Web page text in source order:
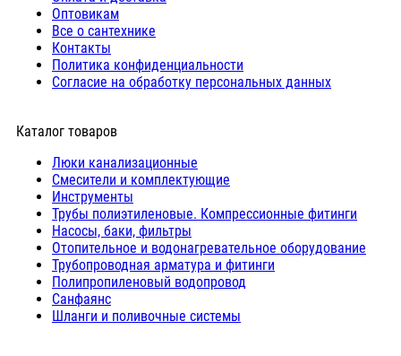
Оптовикам
Все о сантехнике
Контакты
Политика конфиденциальности
Согласие на обработку персональных данных
Каталог товаров
Люки канализационные
Cмесители и комплектующие
Инструменты
Трубы полиэтиленовые. Компрессионные фитинги
Насосы, баки, фильтры
Отопительное и водонагревательное оборудование
Трубопроводная арматура и фитинги
Полипропиленовый водопровод
Санфаянс
Шланги и поливочные системы